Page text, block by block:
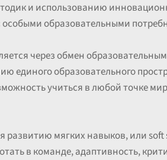
и использованию
образовательными
через обмен
единого образовательного
учиться в любой точке
мягких навыков, или soft
в команде, адаптивность,